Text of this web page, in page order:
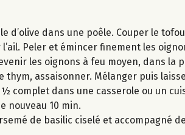
d’olive dans une poêle. Couper le
Peler et émincer finement les
les oignons à feu moyen, dans la
thym, assaisonner. Mélanger puis
½ complet dans une casserole ou un
nouveau 10 min.
de basilic ciselé et accompagné